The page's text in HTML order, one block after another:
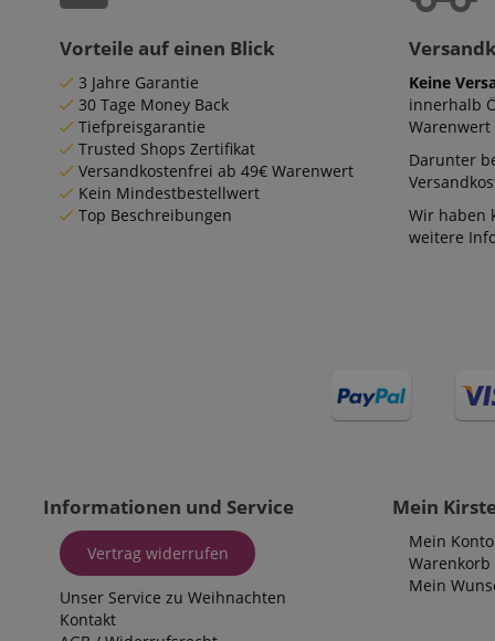
Vorteile auf einen Blick
3 Jahre Garantie
30 Tage Money Back
Tiefpreisgarantie
Trusted Shops Zertifikat
Versandkostenfrei ab 49€ Warenwert
Kein Mindestbestellwert
Top Beschreibungen
Keine
innerhalb
Warenwert
Darunter
Wir haben
weitere
Informationen und Service
Vertrag widerrufen
Unser Service zu Weihnachten
Kontakt
Mein
Mein Konto
Warenkorb
Mein